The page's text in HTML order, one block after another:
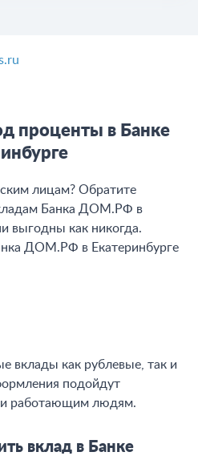
проценты в Банке
лицам? Обратите
Банка ДОМ.РФ в
выгодны как никогда.
ДОМ.РФ в Екатеринбурге
вклады как рублевые, так и
подойдут
и работающим людям.
вклад в Банке